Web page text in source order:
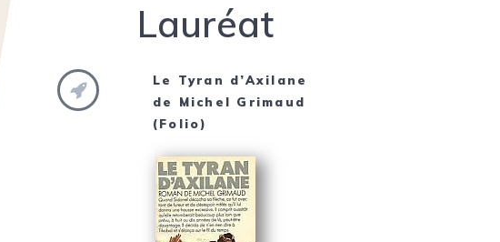
Lauréat
Le Tyran d’Axilane
de Michel Grimaud
(Folio)